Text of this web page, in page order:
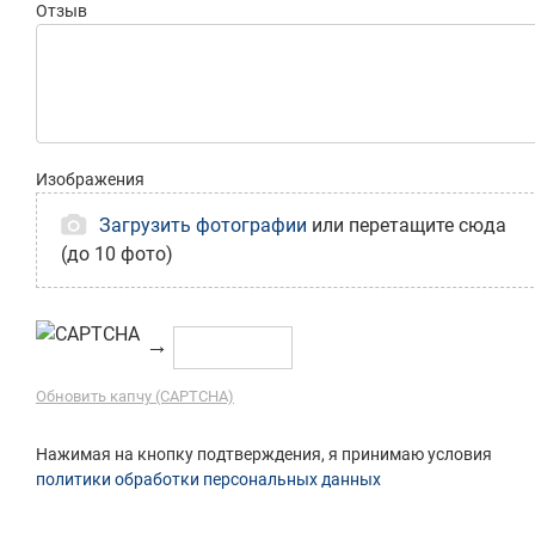
Отзыв
Изображения
Загрузить фотографии или перетащите сюда
(до 10 фото)
→
Обновить капчу (CAPTCHA)
Нажимая на кнопку подтверждения, я принимаю условия
политики обработки персональных данных